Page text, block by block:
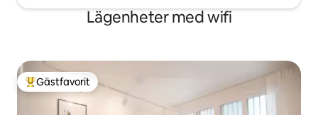
Lägenheter med wifi
Populär gästfavorit
Gästfavorit